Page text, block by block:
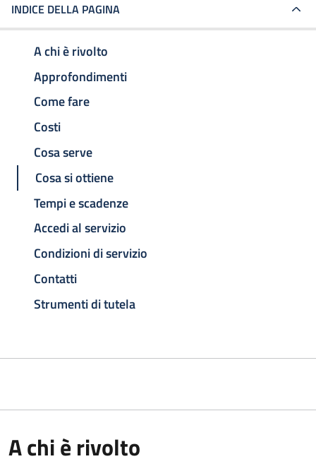
INDICE DELLA PAGINA
A chi è rivolto
Approfondimenti
Come fare
Costi
Cosa serve
Cosa si ottiene
Tempi e scadenze
Accedi al servizio
Condizioni di servizio
Contatti
Strumenti di tutela
A chi è rivolto